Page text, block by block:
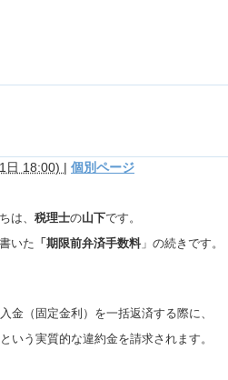
日 18:00) | 個別ページ
は、 税理士の山下です。
いた 「期限前弁済手数料」の続きです。
金（固定金利）を一括返済する際に、
いう実質的な違約金を請求されます。